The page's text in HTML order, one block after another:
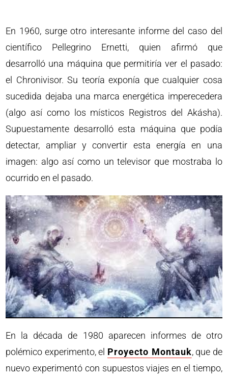
En 1960, surge otro interesante informe del caso del
científico Pellegrino Ernetti, quien afirmó que
desarrolló una máquina que permitiría ver el pasado:
el Chronivisor. Su teoría exponía que cualquier cosa
sucedida dejaba una marca energética imperecedera
(algo así como los místicos Registros del Akásha).
Supuestamente desarrolló esta máquina que podía
detectar, ampliar y convertir esta energía en una
imagen: algo así como un televisor que mostraba lo
ocurrido en el pasado.
En la década de 1980 aparecen informes de otro
polémico experimento, el Proyecto Montauk, que de
nuevo experimentó con supuestos viajes en el tiempo,